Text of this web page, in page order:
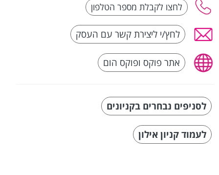
לחץ/י ליצירת קשר עם העסק
אתר פוקס ופוקס הום
לסניפים נבחרים בקניונים
לעמוד קניון אילון